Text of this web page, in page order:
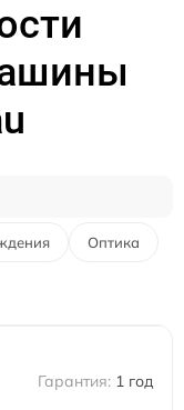
Оптика
1 год